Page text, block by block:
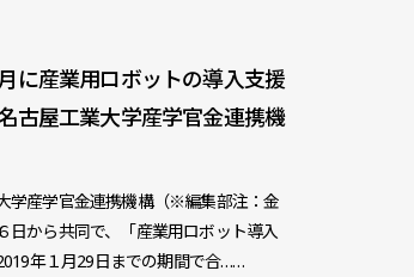
に産業用ロボットの導入支援
古屋工業大学産学官金連携機
学産学官金連携機構（※編集部注：金
日から共同で、「産業用ロボット導入
年１月29日までの期間で合……